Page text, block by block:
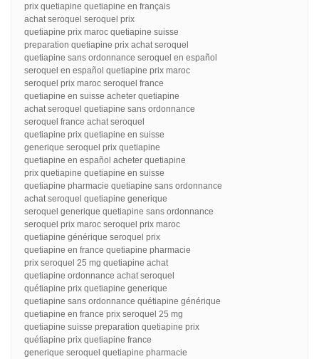
prix quetiapine quetiapine en français
achat seroquel seroquel prix
quetiapine prix maroc quetiapine suisse
preparation quetiapine prix achat seroquel
quetiapine sans ordonnance seroquel en español
seroquel en español quetiapine prix maroc
seroquel prix maroc seroquel france
quetiapine en suisse acheter quetiapine
achat seroquel quetiapine sans ordonnance
seroquel france achat seroquel
quetiapine prix quetiapine en suisse
generique seroquel prix quetiapine
quetiapine en español acheter quetiapine
prix quetiapine quetiapine en suisse
quetiapine pharmacie quetiapine sans ordonnance
achat seroquel quetiapine generique
seroquel generique quetiapine sans ordonnance
seroquel prix maroc seroquel prix maroc
quetiapine générique seroquel prix
quetiapine en france quetiapine pharmacie
prix seroquel 25 mg quetiapine achat
quetiapine ordonnance achat seroquel
quétiapine prix quetiapine generique
quetiapine sans ordonnance quétiapine générique
quetiapine en france prix seroquel 25 mg
quetiapine suisse preparation quetiapine prix
quétiapine prix quetiapine france
generique seroquel quetiapine pharmacie